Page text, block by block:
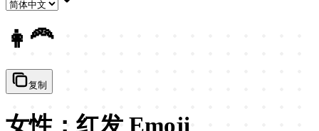
👩‍🦰
复制
女性：红发 Emoji